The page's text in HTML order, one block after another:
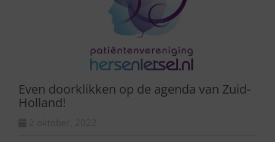
Even doorklikken op de agenda van Zuid-
Holland!